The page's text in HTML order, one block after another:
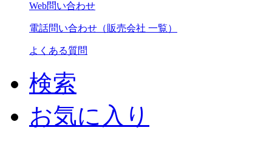
Web問い合わせ
電話問い合わせ（販売会社 一覧）
よくある質問
検索
お気に入り